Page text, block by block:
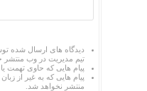
دیدگاه های ارسال شده
تیم مدیریت در وب منتشر
پیام هایی که حاوی تهمت
پیام هایی که به غیر از
منتشر نخواهد شد.